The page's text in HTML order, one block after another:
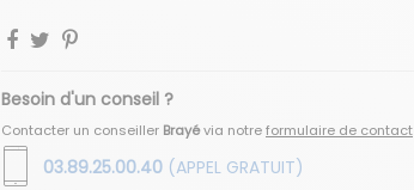
Besoin d'un conseil ?
Contacter un conseiller Brayévia notreformulaire de contact
03.89.25.00.40 (APPEL GRATUIT)